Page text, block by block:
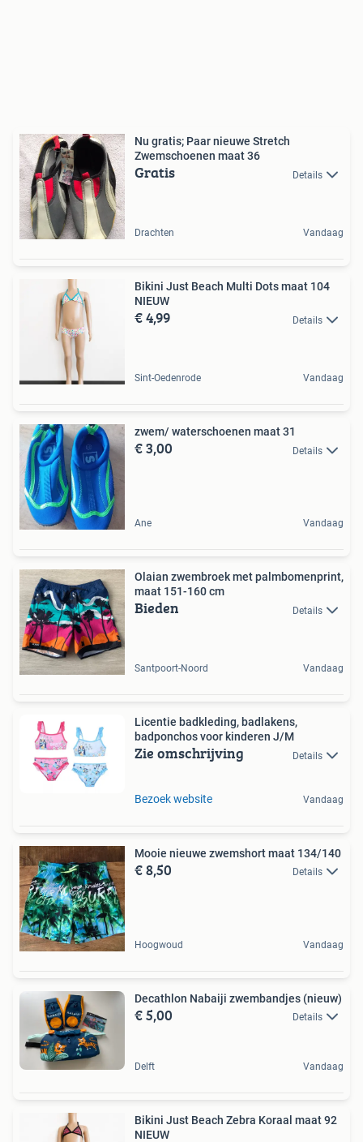
Nu gratis; Paar nieuwe Stretch
Zwemschoenen maat 36
Gratis Details
Drachten Vandaag
Bikini Just Beach Multi Dots maat 104
NIEUW
€ 4,99 Details
Sint-Oedenrode Vandaag
zwem/ waterschoenen maat 31
€ 3,00 Details
Ane Vandaag
Olaian zwembroek met palmbomenprint,
maat 151-160 cm
Bieden Details
Santpoort-Noord Vandaag
Licentie badkleding, badlakens,
badponchos voor kinderen J/M
Zie omschrijving Details
Bezoek website Vandaag
Mooie nieuwe zwemshort maat 134/140
€ 8,50 Details
Hoogwoud Vandaag
Decathlon Nabaiji zwembandjes (nieuw)
€ 5,00 Details
Delft Vandaag
Bikini Just Beach Zebra Koraal maat 92
NIEUW